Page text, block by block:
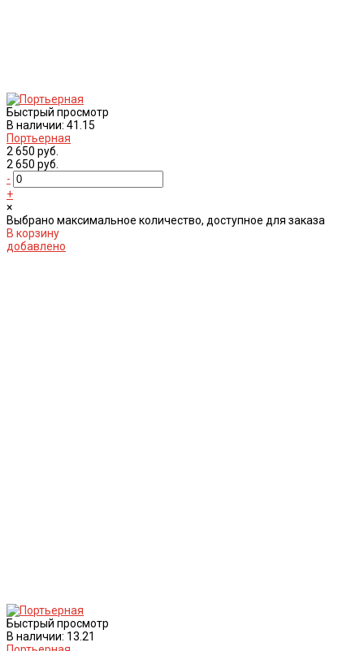
Быстрый просмотр
В наличии: 41.15
Портьерная
2 650 руб.
2 650 руб.
-
+
×
Выбрано максимальное количество, доступное для заказа
В корзину
добавлено
Быстрый просмотр
В наличии: 13.21